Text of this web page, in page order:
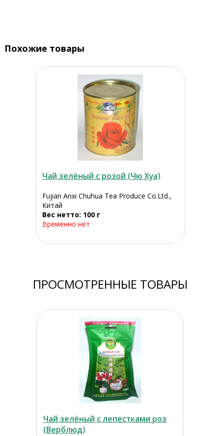
Похожие товары
Чай зелёный с розой (Чю Хуа)
Fujian Anxi Chuhua Tea Produce Co.Ltd.,
Китай
Вес нетто: 100 г
Временно нет
ПРОСМОТРЕННЫЕ ТОВАРЫ
Чай зелёный с лепестками роз
(Верблюд)